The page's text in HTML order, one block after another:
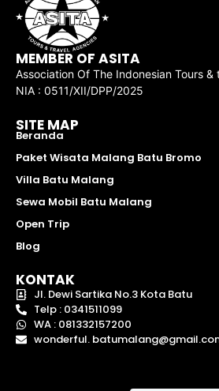
MEMBER OF ASITA
Association Of The Indonesian Tours &
NIA : 0511/XII/DPP/2025
SITE MAP
Beranda
Paket Wisata Malang Batu Bromo
Villa Batu Malang
Sewa Mobil Batu Malang
Open Trip
Blog
KONTAK
Jl. Dewi Sartika No.3 Kota Batu
Telp : 0341511099
WA : 081332157200
wonderful.